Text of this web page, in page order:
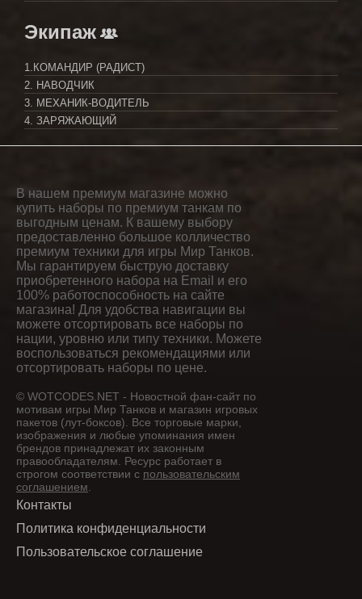
Экипаж
1.КОМАНДИР (РАДИСТ)
2. НАВОДЧИК
3. МЕХАНИК-ВОДИТЕЛЬ
4. ЗАРЯЖАЮЩИЙ
В нашем премиум магазине можно
купить наборы по премиум танкам по
выгодным ценам. К вашему выбору
предоставленно большое колличество
премиум техники для игры Мир Танков.
Мы гарантируем быструю доставку
приобретенного набора на Email и его
100% работоспособность на сайте
магазина! Для удобства навигации вы
можете отсортировать все наборы по
нации, уровню или типу техники. Можете
воспользоваться рекомендациями или
отсортировать наборы по цене.
© WOTCODES.NET - Новостной фан-сайт по
мотивам игры Мир Танков и магазин игровых
пакетов (лут-боксов). Все торговые марки,
изображения и любые упоминания имен
брендов принадлежат их законным
правообладателям. Ресурс работает в
строгом соответствии с пользовательским
соглашением
Контакты
Политика конфиденциальности
Пользовательское соглашение